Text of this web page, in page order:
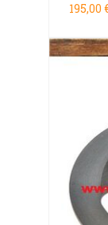
195,00